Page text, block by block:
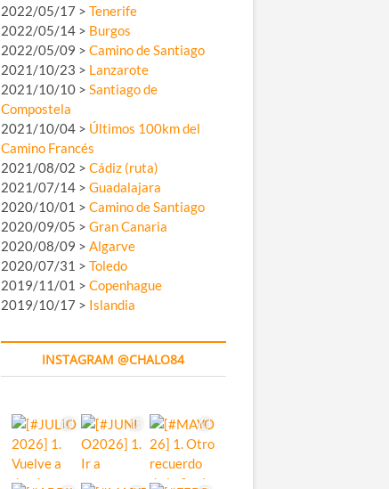
2022/05/17 > Tenerife
2022/05/14 > Burgos
2022/05/09 > Camino de Santiago
2021/10/23 > Lanzarote
2021/10/10 > Santiago de
Compostela
2021/10/04 > Últimos 100km del
Camino Francés
2021/08/02 > Cádiz (ruta)
2021/07/14 > Guadalajara
2020/10/01 > Camino de Santiago
2020/09/05 > Gran Canaria
2020/08/09 > Algarve
2020/07/31 > Toledo
2019/11/01 > Copenhague
2019/10/17 > Islandia
INSTAGRAM @CHALO84